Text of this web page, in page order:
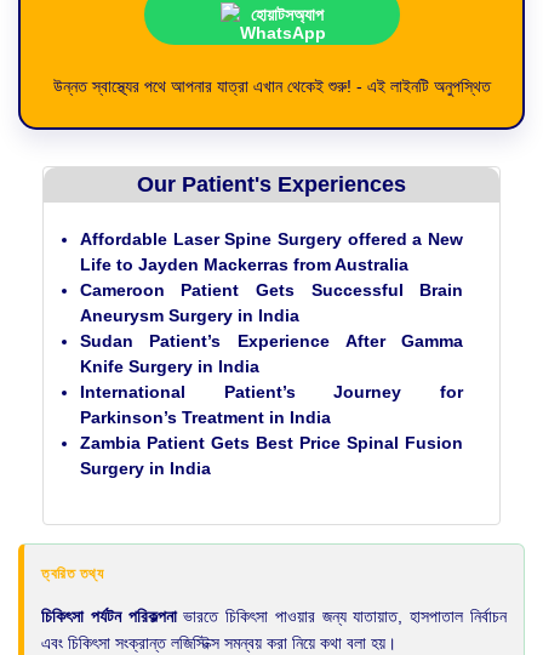
হোয়াটসঅ্যাপ
উন্নত স্বাস্থ্যের পথে আপনার যাত্রা এখান থেকেই শুরু! - এই লাইনটি অনুপস্থিত
Our Patient's Experiences
Affordable Laser Spine Surgery offered a New
Life to Jayden Mackerras from Australia
Cameroon Patient Gets Successful Brain
Aneurysm Surgery in India
Sudan Patient’s Experience After Gamma
Knife Surgery in India
International Patient’s Journey for
Parkinson’s Treatment in India
Zambia Patient Gets Best Price Spinal Fusion
Surgery in India
ত্বরিত তথ্য
চিকিৎসা পর্যটন পরিকল্পনাভারতে চিকিৎসা পাওয়ার জন্য যাতায়াত, হাসপাতাল নির্বাচন
এবং চিকিৎসা সংক্রান্ত লজিস্টিক্স সমন্বয় করা নিয়ে কথা বলা হয়।